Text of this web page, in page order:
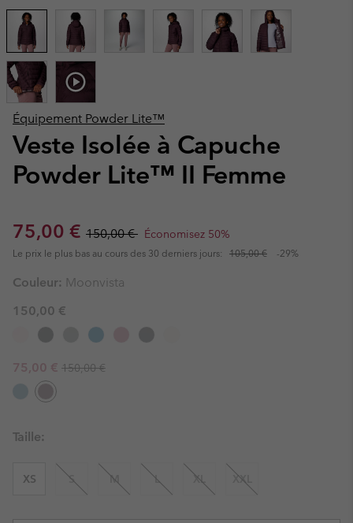
Équipement Powder Lite™
Veste Isolée à Capuche
Powder Lite™ II Femme
Sale price:
75,00 € Regular price:
150,00 € Économisez 50%
Le prix le plus bas au cours des 30 derniers jours: 105,00 € -29%
Couleur: Moonvista
150,00 €
Sale price:
75,00 € Regular price:
150,00 €
Taille:
XS S M L XL XXL